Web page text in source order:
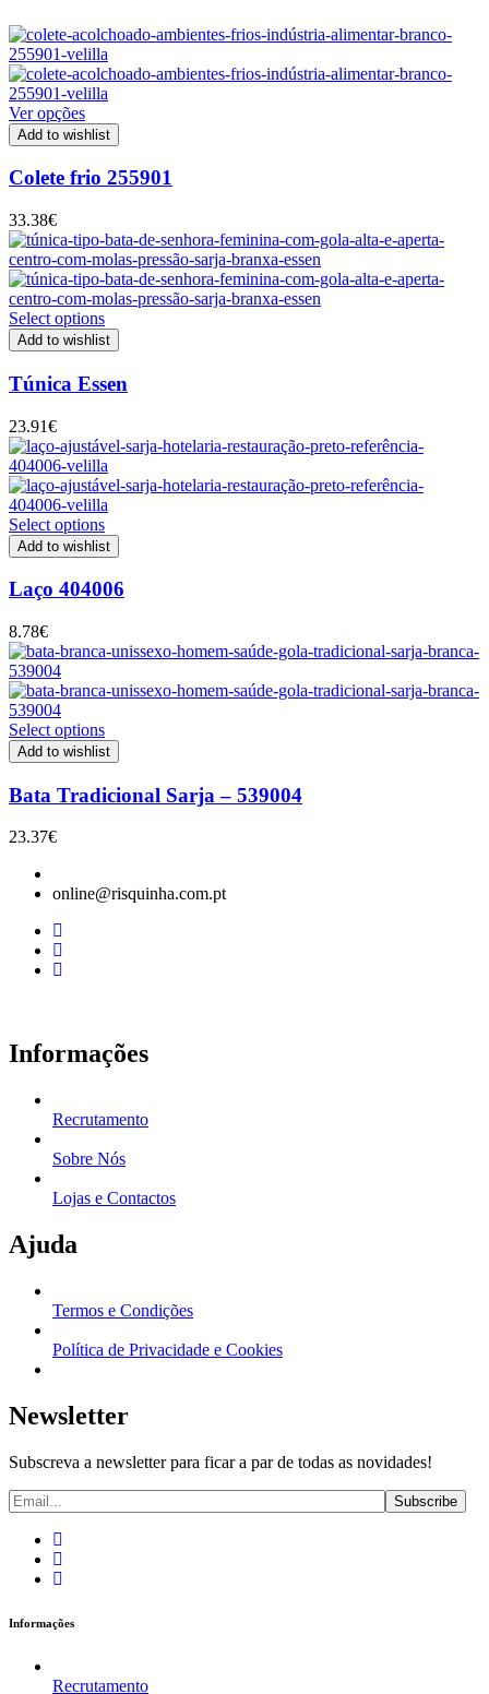
Ver opções
Add to wishlist
Colete frio 255901
33.38€
Select options
Add to wishlist
Túnica Essen
23.91€
Select options
Add to wishlist
Laço 404006
8.78€
Select options
Add to wishlist
Bata Tradicional Sarja – 539004
23.37€
online@risquinha.com.pt
Informações
Recrutamento
Sobre Nós
Lojas e Contactos
Ajuda
Termos e Condições
Política de Privacidade e Cookies
Newsletter
Subscreva a newsletter para ficar a par de todas as novidades!
Informações
Recrutamento